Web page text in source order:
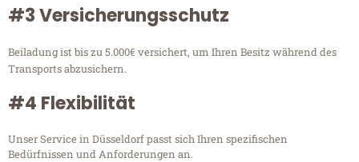
#3 Versicherungsschutz
Beiladung ist bis zu 5.000€ versichert, um Ihren Besitz während des
Transports abzusichern.
#4 Flexibilität
Unser Service in Düsseldorf passt sich Ihren spezifischen
Bedürfnissen und Anforderungen an.